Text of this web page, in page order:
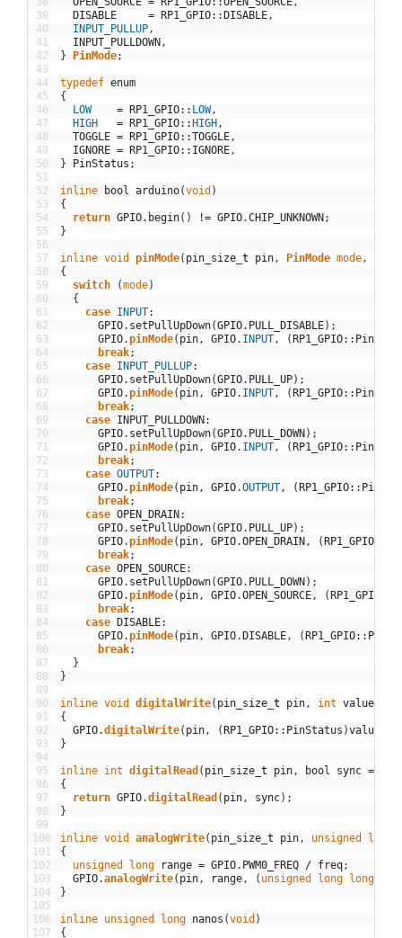
39
40
41
42
43
44
45
46
47
48
49
50
51
52
53
54
55
56
57
58
59
60
61
62
63
64
65
66
67
68
69
70
71
72
73
74
75
76
77
78
79
80
81
82
83
84
85
86
87
88
89
90
91
92
93
94
95
96
97
98
99
100
101
102
103
104
105
106
107
DISABLE
= RP1_GPIO:: DISABLE,
INPUT_PULLUP,
INPUT_PULLDOWN ,
}
PinMode;
typedef enum
{
LOW
= RP1_GPIO:: LOW,
HIGH
= RP1_GPIO:: HIGH ,
TOGGLE = RP1_GPIO::TOGGLE,
IGNORE = RP1_GPIO:: IGNORE,
}
PinStatus ;
inline bool arduino(void )
{
return GPIO. begin( ) != GPIO.CHIP_UNKNOWN ;
}
inline void pinMode( pin_size t pin, PinMode mode,
{
switch
(mode)
{
case INPUT:
GPIO. setPullUpDown(GPIO. PULL_DISABLE) ;
GPIO.pinMode( pin, GPIO. INPUT, ( RP1_GPIO::
break;
case INPUT_PULLUP:
GPIO. setPullUpDown(GPIO. PULL_UP) ;
GPIO.pinMode( pin, GPIO. INPUT, ( RP1_GPIO::
break;
case INPUT_PULLDOWN :
GPIO. setPullUpDown(GPIO. PULL_DOWN ) ;
GPIO.pinMode( pin, GPIO. INPUT, ( RP1_GPIO::
break;
case OUTPUT:
GPIO.pinMode( pin, GPIO.OUTPUT, ( RP1_GPIO::
break;
case OPEN_DRAIN :
GPIO. setPullUpDown(GPIO. PULL_UP) ;
GPIO.pinMode( pin, GPIO.OPEN_DRAIN , ( RP1_GPIO
break;
case OPEN_SOURCE:
GPIO. setPullUpDown(GPIO. PULL_DOWN ) ;
GPIO.pinMode( pin, GPIO.OPEN_SOURCE, ( RP1_GPIO
break;
case
DISABLE:
GPIO.pinMode( pin, GPIO. DISABLE, ( RP1_GPIO::
break;
}
}
inline void digitalWrite( pin_size t pin, int value
{
GPIO.digitalWrite( pin, ( RP1_GPIO:: PinStatus )value
}
inline int digitalRead ( pin_size t pin, bool sync =
{
return GPIO.digitalRead ( pin, sync) ;
}
inline void analogWrite( pin_size t pin, unsigned long
{
unsigned
long range = GPIO. PWM0_FREQ / freq;
GPIO.analogWrite( pin, range, ( unsigned long long
}
inline unsigned long nanos (void )
{